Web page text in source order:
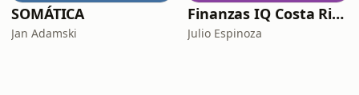
SOMÁTICA
Jan Adamski
Finanzas IQ Costa Rica
Julio Espinoza